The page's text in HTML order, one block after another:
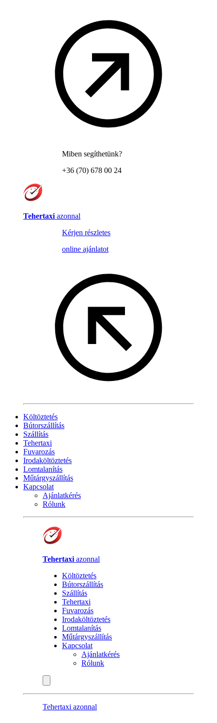
Miben segíthetünk?
+36 (70) 678 00 24
Tehertaxi azonnal
Kérjen részletes
online ajánlatot
Költöztetés
Bútorszállítás
Szállítás
Tehertaxi
Fuvarozás
Irodaköltöztetés
Lomtalanítás
Műtárgyszállítás
Kapcsolat
Ajánlatkérés
Rólunk
Tehertaxi azonnal
Költöztetés
Bútorszállítás
Szállítás
Tehertaxi
Fuvarozás
Irodaköltöztetés
Lomtalanítás
Műtárgyszállítás
Kapcsolat
Ajánlatkérés
Rólunk
Tehertaxi azonnal